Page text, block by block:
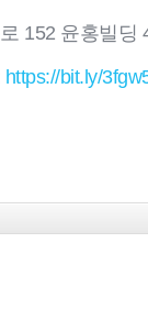
152 윤홍빌딩
https://bit.ly/